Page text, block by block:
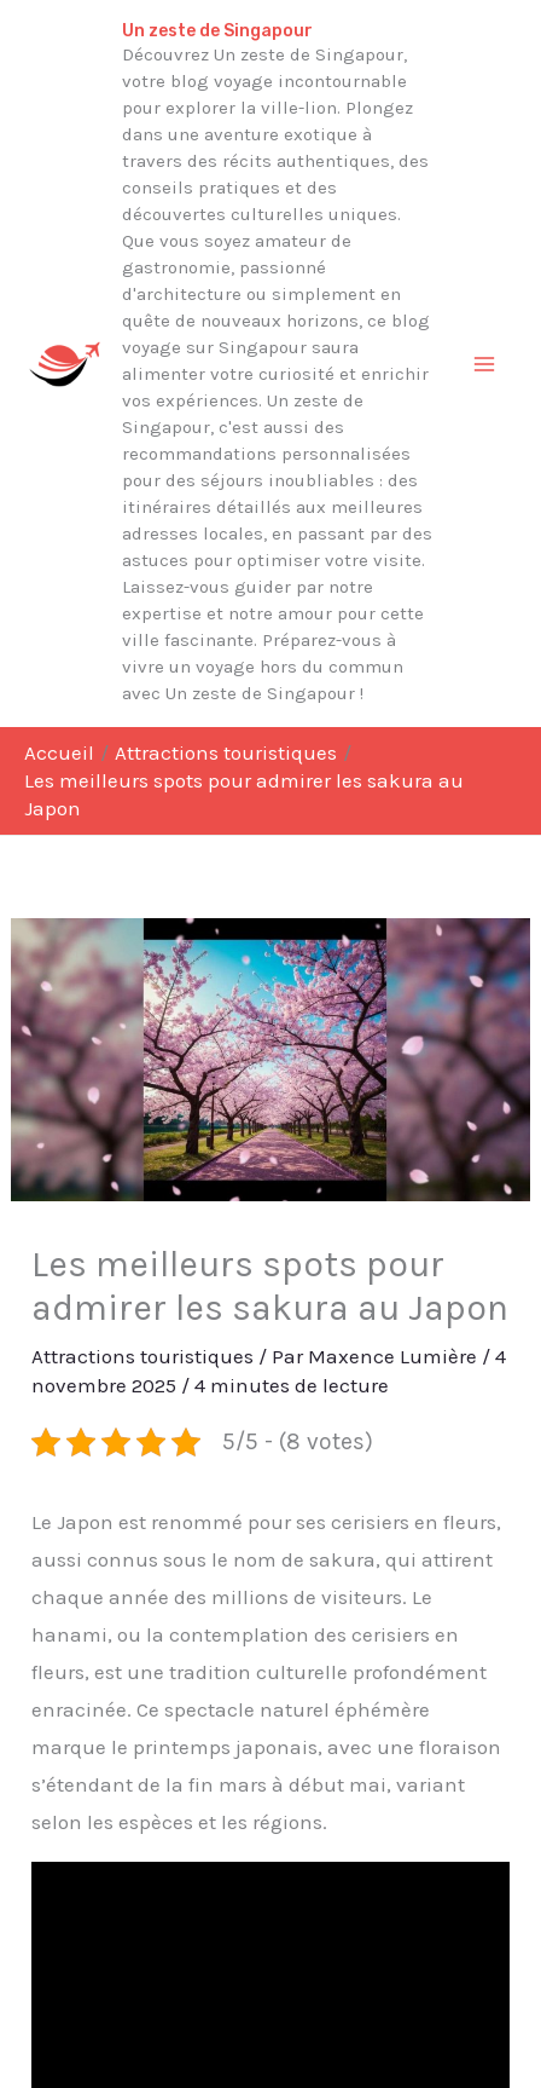
Un zeste de Singapour
Découvrez Un zeste de Singapour,
votre blog voyage incontournable
pour explorer la ville-lion. Plongez
dans une aventure exotique à
travers des récits authentiques, des
conseils pratiques et des
découvertes culturelles uniques.
Que vous soyez amateur de
gastronomie, passionné
d'architecture ou simplement en
quête de nouveaux horizons, ce blog
voyage sur Singapour saura
alimenter votre curiosité et enrichir
vos expériences. Un zeste de
Singapour, c'est aussi des
recommandations personnalisées
pour des séjours inoubliables : des
itinéraires détaillés aux meilleures
adresses locales, en passant par des
astuces pour optimiser votre visite.
Laissez-vous guider par notre
expertise et notre amour pour cette
ville fascinante. Préparez-vous à
vivre un voyage hors du commun
avec Un zeste de Singapour !
Accueil
Attractions touristiques
Les meilleurs spots pour admirer les sakura au
Japon
Les meilleurs spots pour
admirer les sakura au Japon
Attractions touristiques / Par Maxence Lumière /4
novembre 2025 /4 minutes de lecture
5/5 - (8 votes)
Le Japon est renommé pour ses cerisiers en fleurs,
aussi connus sous le nom de sakura, qui attirent
chaque année des millions de visiteurs. Le
hanami, ou la contemplation des cerisiers en
fleurs, est une tradition culturelle profondément
enracinée. Ce spectacle naturel éphémère
marque le printemps japonais, avec une floraison
s’étendant de la fin mars à début mai, variant
selon les espèces et les régions.
Rechercher